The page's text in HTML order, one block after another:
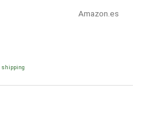
Amazon.es
shipping